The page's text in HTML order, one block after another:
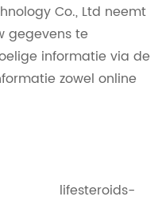
Co., Ltd neemt
gegevens te
informatie via de
zowel online
lifesteroids-